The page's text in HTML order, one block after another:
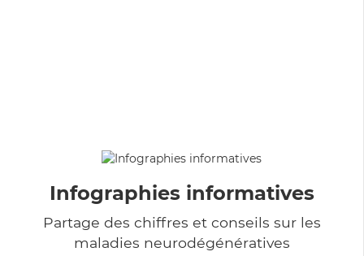
Infographies informatives
Partage des chiffres et conseils sur les
maladies neurodégénératives